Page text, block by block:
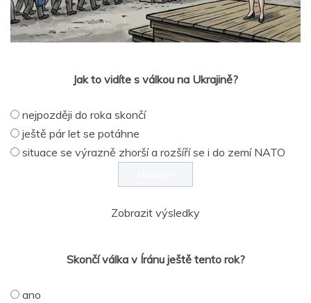
Jak to vidíte s válkou na Ukrajině?
nejpozději do roka skončí
ještě pár let se potáhne
situace se výrazně zhorší a rozšíří se i do zemí NATO
Zobrazit výsledky
Skončí válka v Íránu ještě tento rok?
ano